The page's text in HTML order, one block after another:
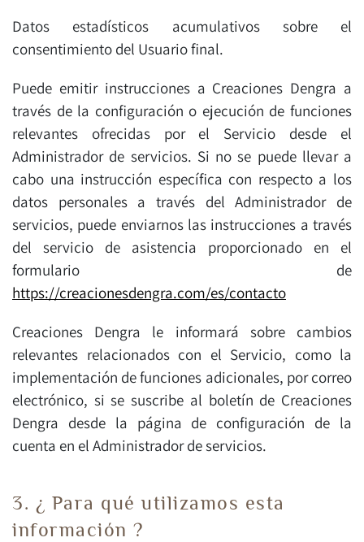
Datos estadísticos acumulativos sobre el
consentimiento del Usuario final.
Puede emitir instrucciones a Creaciones Dengra a
través de la configuración o ejecución de funciones
relevantes ofrecidas por el Servicio desde el
Administrador de servicios. Si no se puede llevar a
cabo una instrucción específica con respecto a los
datos personales a través del Administrador de
servicios, puede enviarnos las instrucciones a través
del servicio de asistencia proporcionado en el
formulario de
https://creacionesdengra.com/es/contacto
Creaciones Dengra le informará sobre cambios
relevantes relacionados con el Servicio, como la
implementación de funciones adicionales, por correo
electrónico, si se suscribe al boletín de Creaciones
Dengra desde la página de configuración de la
cuenta en el Administrador de servicios.
3. ¿ Para qué utilizamos esta
información ?